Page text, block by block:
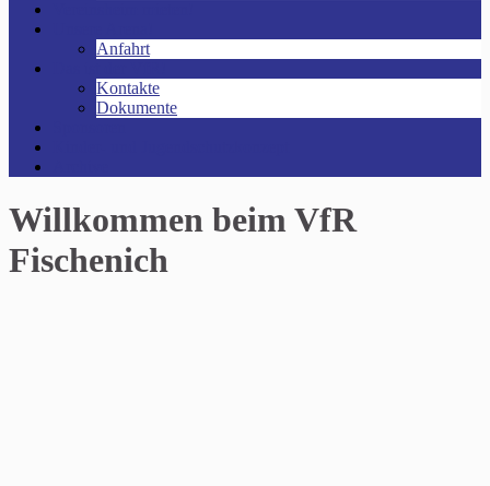
Anfahrt
Kontakte
Dokumente
Willkommen beim VfR
Fischenich